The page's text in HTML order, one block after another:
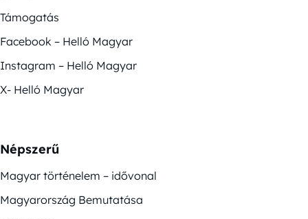
Támogatás
Facebook – Helló Magyar
Instagram – Helló Magyar
X- Helló Magyar
Népszerű
Magyar történelem – idővonal
Magyarország Bemutatása